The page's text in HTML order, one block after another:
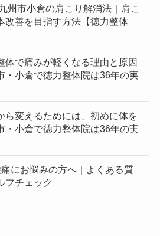
州市小倉の肩こり解消法｜肩こ
改善を目指す方法【徳力整体
体で痛みが軽くなる理由と原因
・小倉で徳力整体院は36年の実
ら変えるためには、初めに体を
・小倉で徳力整体院は36年の実
にお悩みの方へ｜よくある質
フチェック